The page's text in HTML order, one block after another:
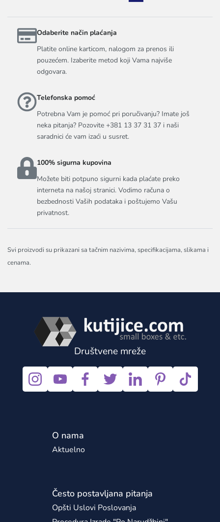
Odaberite način plaćanja
Platite online karticom, nalogom za prenos ili
pouzećem. Izaberite metod koji Vama najviše
odgovara.
Telefonska pomoć
Potrebna Vam je pomoć pri poručivanju? Imate još
neka pitanja? Pozovite +381 13 37 31 37 i naši
saradnici će vam izaći u susret.
100% sigurna kupovina
Možete biti potpuno sigurni kada plaćate preko
interneta na našoj stranici. Vodimo računa o
bezbednosti Vaših podataka i poštujemo Vašu
privatnost.
Svi proizvodi su prikazani sa tačnim nazivima, specifikacijama, slikama i
cenama.
Društvene mreže
O nama
Aktuelno
Često postavljana pitanja
Opšti Uslovi Poslovanja